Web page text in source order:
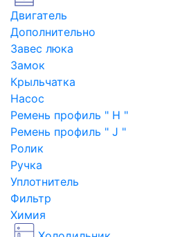
Двигатель
Дополнительно
Завес люка
Замок
Крыльчатка
Насос
Ремень профиль " H "
Ремень профиль " J "
Ролик
Ручка
Уплотнитель
Фильтр
Химия